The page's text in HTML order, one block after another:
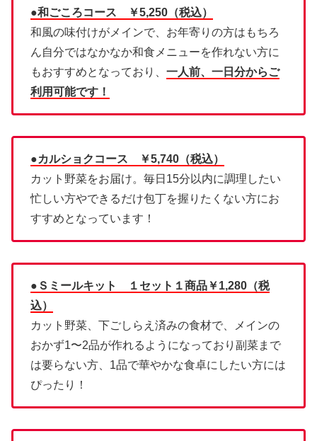
●和ごころコース ￥5,250（税込）
和風の味付けがメインで、お年寄りの方はもちろ
ん自分ではなかなか和食メニューを作れない方に
もおすすめとなっており、 一人前、一日分からご
利用可能です！
●カルショクコース ￥5,740（税込）
カット野菜をお届け。毎日15分以内に調理したい
忙しい方やできるだけ包丁を握りたくない方にお
すすめとなっています！
●Ｓミールキット １セット１商品￥1,280（税
込）
カット野菜、下ごしらえ済みの食材で、メインの
おかず1〜2品が作れるようになっており副菜まで
は要らない方、1品で華やかな食卓にしたい方には
ぴったり！